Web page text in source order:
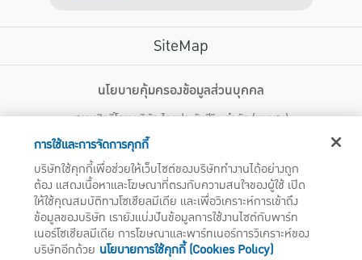
SiteMap
ไทยประกันชีวิต HEALTH CARE SOLUTIONS
สิทธิพิเศษ
แอปพลิเคชัน ไทยประกันชีวิต
ไทยประกันชีวิตแคร์เซ็นเตอร์
ไทยประกันชีวิตเมดิแคร์
ไทยประกันชีวิตอีซี่เพย์
ไทยประกันชีวิตฮอตเคลม
ไทยประกันชีวิตประกันกลุ่ม
นโยบายคุ้มครองข้อมูลส่วนบุคคล
สงวนสิทธิ์โดย บริษัท ไทยประกันชีวิต จำกัด (มหาชน)
123 ถนน รัชดาภิเษก แขวงดินแดง เขตดินแดง กรุงเทพฯ 10400 โทรศัพท์ 02-
บริษัทฯ ขอแจ้งให้ผู้ใช้บริการทราบว่า บรรดาข้อความ ภาพ เสียง เนื้อหา ชื่อ ชื่อทางการค้า ส่วนประกอบใดๆ
ทั้งหมดของเว็บไซต์ รวมถึงเครื่องหมายการค้า เครื่องหมาย บริการ ลิขสิทธิ์ สิทธิบัตร ความรู้ต่างๆ ที่ปรากฏ
บนเว็บไซต์ของบริษัทฯ นี้ เป็นงานอันได้รับความคุ้มครองตามกฎหมายทรัพย์สินทางปัญญาของไทยโดยชอบ
ด้วยกฎหมายของบริษัทฯ แต่เพียงผู้เดียว หากบุคคลใดลอกเลียน ปลอมแปลง ทำซ้ำ ดัดแปลง เผยแพร่ต่อ
สาธารณชน จำหน่าย มีไว้ให้เช่า หรือกระทำการใดๆ ในลักษณะที่เป็นการแสวงหาประโยชน์ทางการค้าหรือ
ประโยชน์โดยมิชอบ ไม่ว่าโดยประการใดๆ จากทรัพย์สินทางปัญญาดังกล่าวข้างต้น โดยไม่ได้รับอนุญาตจากบริ
การใช้และการจัดการคุกกี้
บริษัทใช้คุกกี้เพื่อช่วยให้เว็บไซต์ของบริษัททำงานได้อย่างถูก
ต้อง แสดงเนื้อหาและโฆษณาที่ตรงกับความสนใจของผู้ใช้ เปิด
ให้ใช้คุณสมบัติทางโซเชียลมีเดีย และเพื่อวิเคราะห์การเข้าถึง
ข้อมูลของบริษัท เรายังแบ่งปันข้อมูลการใช้งานไซต์กับพาร์ท
เนอร์โซเชียลมีเดีย การโฆษณาและพาร์ทเนอร์การวิเคราะห์ของ
บริษัทอีกด้วย นโยบายการใช้คุกกี้ (Cookies Policy)